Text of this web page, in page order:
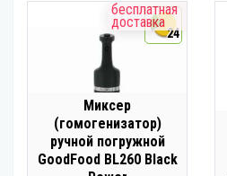
бесплатная
доставка
24
Миксер
(гомогенизатор)
ручной погружной
GoodFood BL260 Black